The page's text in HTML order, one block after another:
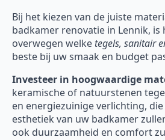
Bij het kiezen van de juiste
badkamer renovatie in Lennik,
overwegen welke tegels, sanitair
beste bij uw smaak en budget
Investeer in hoogwaardige
keramische of natuurstenen
en energiezuinige verlichting,
esthetiek van uw badkamer
ook duurzaamheid en comfort